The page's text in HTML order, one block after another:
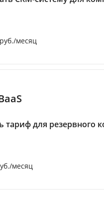
месяц
тариф для резервного
месяц